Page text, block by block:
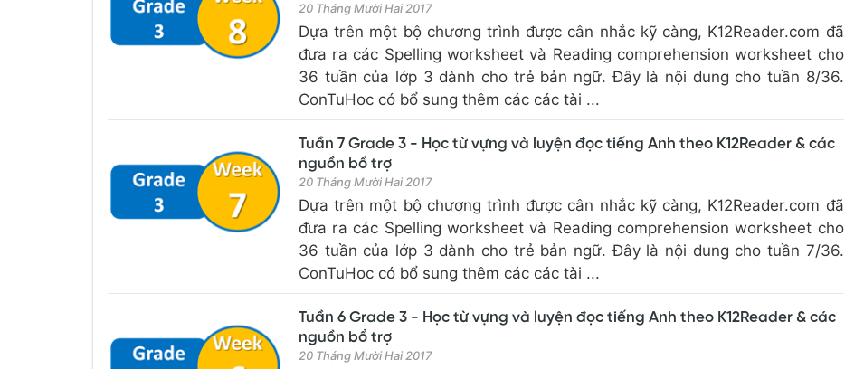
20 Tháng Mười Hai 2017
Dựa trên một bộ chương trình được cân nhắc kỹ càng, K12Reader.com đã
đưa ra các Spelling worksheet và Reading comprehension worksheet cho
36 tuần của lớp 3 dành cho trẻ bản ngữ. Đây là nội dung cho tuần 8/36.
ConTuHoc có bổ sung thêm các các tài ...
Tuần 7 Grade 3 - Học từ vựng và luyện đọc tiếng Anh theo K12Reader & các
nguồn bổ trợ
20 Tháng Mười Hai 2017
Dựa trên một bộ chương trình được cân nhắc kỹ càng, K12Reader.com đã
đưa ra các Spelling worksheet và Reading comprehension worksheet cho
36 tuần của lớp 3 dành cho trẻ bản ngữ. Đây là nội dung cho tuần 7/36.
ConTuHoc có bổ sung thêm các các tài ...
Tuần 6 Grade 3 - Học từ vựng và luyện đọc tiếng Anh theo K12Reader & các
nguồn bổ trợ
20 Tháng Mười Hai 2017